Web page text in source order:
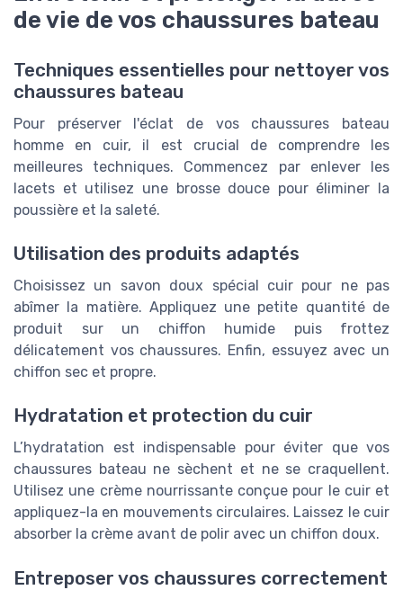
de vie de vos chaussures bateau
Techniques essentielles pour nettoyer vos
chaussures bateau
Pour préserver l'éclat de vos chaussures bateau
homme en cuir, il est crucial de comprendre les
meilleures techniques. Commencez par enlever les
lacets et utilisez une brosse douce pour éliminer la
poussière et la saleté.
Utilisation des produits adaptés
Choisissez un savon doux spécial cuir pour ne pas
abîmer la matière. Appliquez une petite quantité de
produit sur un chiffon humide puis frottez
délicatement vos chaussures. Enfin, essuyez avec un
chiffon sec et propre.
Hydratation et protection du cuir
L’hydratation est indispensable pour éviter que vos
chaussures bateau ne sèchent et ne se craquellent.
Utilisez une crème nourrissante conçue pour le cuir et
appliquez-la en mouvements circulaires. Laissez le cuir
absorber la crème avant de polir avec un chiffon doux.
Entreposer vos chaussures correctement